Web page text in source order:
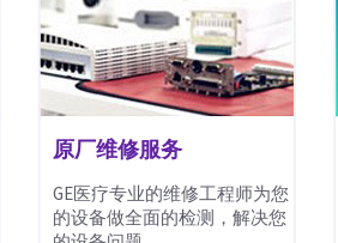
原厂维修服务
GE医疗专业的维修工程师为您
的设备做全面的检测，解决您